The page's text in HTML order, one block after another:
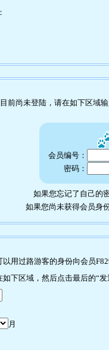
前尚未登陆，请在如下区域
会员编号：
密码：
如果您忘记了自己的
如果您尚未获得会员身
用过路游客的身份向会员
下区域，然后点击最后的“
月